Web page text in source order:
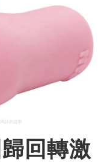
回轉激